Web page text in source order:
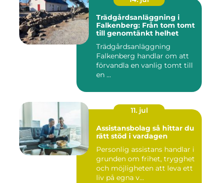
Trädgårdsanläggning i
Falkenberg: Från tom tomt
till genomtänkt helhet
Trädgårdsanläggning
Falkenberg handlar om att
förvandla en vanlig tomt till
en ...
11. jul
Assistansbolag så hittar du
rätt stöd i vardagen
Personlig assistans handlar i
grunden om frihet, trygghet
och möjligheten att leva ett
liv på egna v...